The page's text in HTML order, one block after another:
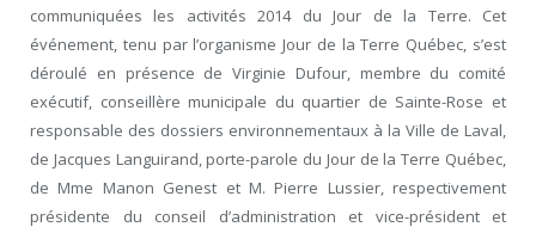
communiquées les activités 2014 du Jour de la Terre. Cet
événement, tenu par l’organisme Jour de la Terre Québec, s’est
déroulé en présence de Virginie Dufour, membre du comité
exécutif, conseillère municipale du quartier de Sainte-Rose et
responsable des dossiers environnementaux à la Ville de Laval,
de Jacques Languirand, porte-parole du Jour de la Terre Québec,
de Mme Manon Genest et M. Pierre Lussier, respectivement
présidente du conseil d’administration et vice-président et